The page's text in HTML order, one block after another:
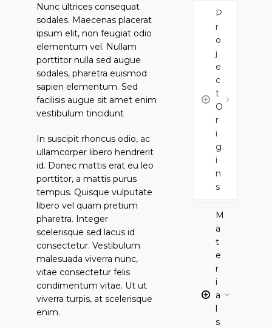
Nunc ultrices consequat
sodales. Maecenas placerat
ipsum elit, non feugiat odio
elementum vel. Nullam
porttitor nulla sed augue
sodales, pharetra euismod
sapien elementum. Sed
facilisis augue sit amet enim
vestibulum tincidunt
In suscipit rhoncus odio, ac
ullamcorper libero hendrerit
id. Donec mattis erat eu leo
porttitor, a mattis purus
tempus. Quisque vulputate
libero vel quam pretium
pharetra. Integer
scelerisque sed lacus id
consectetur. Vestibulum
malesuada viverra nunc,
vitae consectetur felis
condimentum vitae. Ut ut
viverra turpis, at scelerisque
enim.
P
r
o
j
e
c
t
O
r
i
g
i
n
s
M
a
t
e
r
i
a
l
s